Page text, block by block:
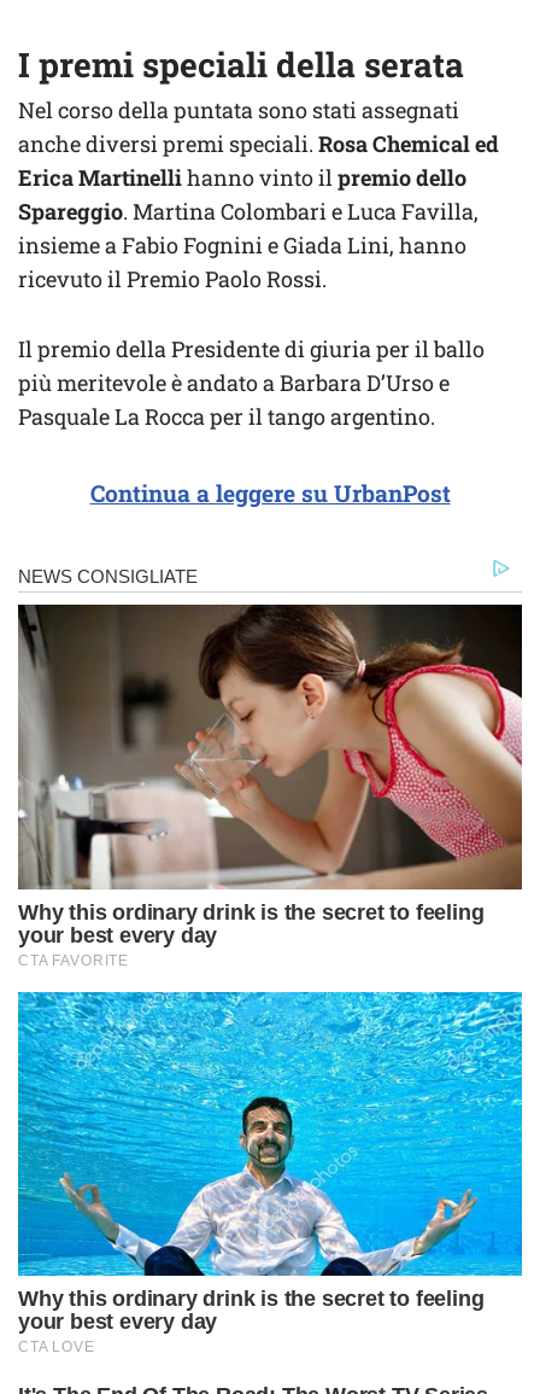
I premi speciali della serata
Nel corso della puntata sono stati assegnati
anche diversi premi speciali. Rosa Chemical ed
Erica Martinellihanno vinto ilpremio dello
Spareggio. Martina Colombari e Luca Favilla,
insieme a Fabio Fognini e Giada Lini, hanno
ricevuto il Premio Paolo Rossi.
Il premio della Presidente di giuria per il ballo
più meritevole è andato a Barbara D’Urso e
Pasquale La Rocca per il tango argentino.
Continua a leggere su UrbanPost